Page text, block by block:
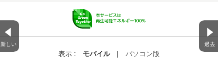
新しい 過去
表示 : モバイル | パソコン版